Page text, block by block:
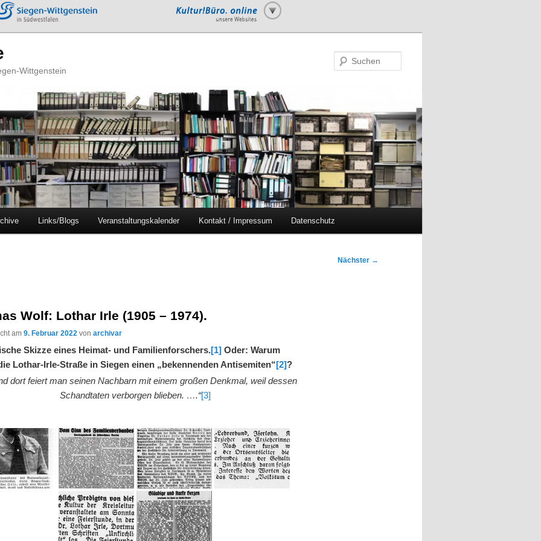
Wittgenstein
Links/Blogs Veranstaltungskalender Kontakt / Impressum Datenschutz
Nächster →
Wolf: Lothar Irle (1905 – 1974).
am9. Februar 2022 vonarchivar
Skizze eines Heimat- und Familienforschers.[1] Oder: Warum
Lothar-Irle-Straße in Siegen einen „bekennenden Antisemiten“[2]?
dort feiert man seinen Nachbarn mit einem großen Denkmal, weil dessen
Schandtaten verborgen blieben. ….“[3]